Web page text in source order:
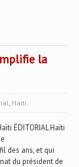
la
, Haïti
ÉDITORIAL Haïti
des ans, et qui
du président de